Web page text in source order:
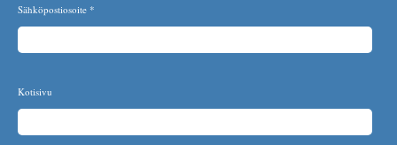
Sähköpostiosoite *
Kotisivu